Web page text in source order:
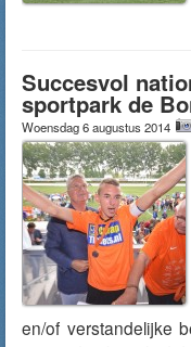
Succesvol
sportpark de
Woensdag 6 augustus 2014
en/of verstandelijke